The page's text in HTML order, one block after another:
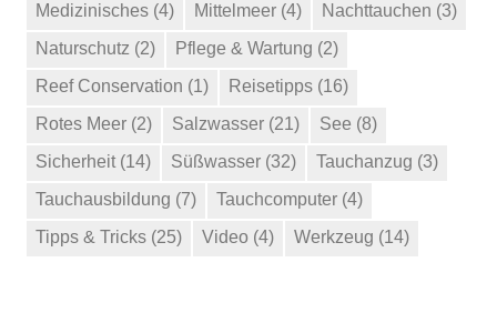
Medizinisches (4) Mittelmeer (4) Nachttauchen (3)
Naturschutz (2) Pflege & Wartung (2)
Reef Conservation (1) Reisetipps (16)
Rotes Meer (2) Salzwasser (21) See (8)
Sicherheit (14) Süßwasser (32) Tauchanzug (3)
Tauchausbildung (7) Tauchcomputer (4)
Tipps & Tricks (25) Video (4) Werkzeug (14)